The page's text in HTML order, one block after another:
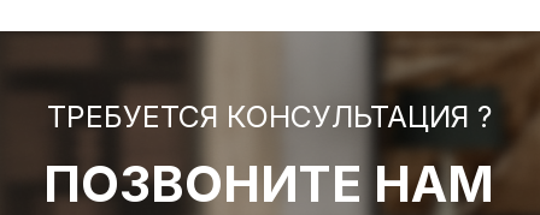
ТРЕБУЕТСЯ КОНСУЛЬТАЦИЯ ?
ПОЗВОНИТЕ НАМ